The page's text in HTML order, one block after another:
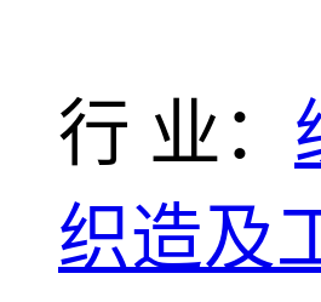
行 业：
织造及